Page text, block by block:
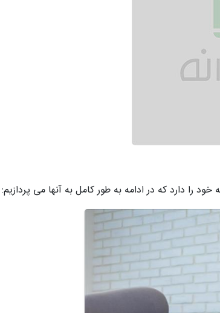
دارد که در ادامه به طور کامل به آنها می پردازیم: